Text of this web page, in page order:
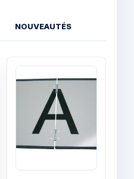
NOUVEAUTÉS
Quick View